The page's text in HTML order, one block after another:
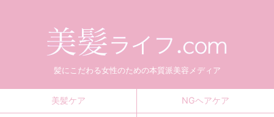
髪にこだわる女性のための本質派美容メディア
美髪ケア NGヘアケア